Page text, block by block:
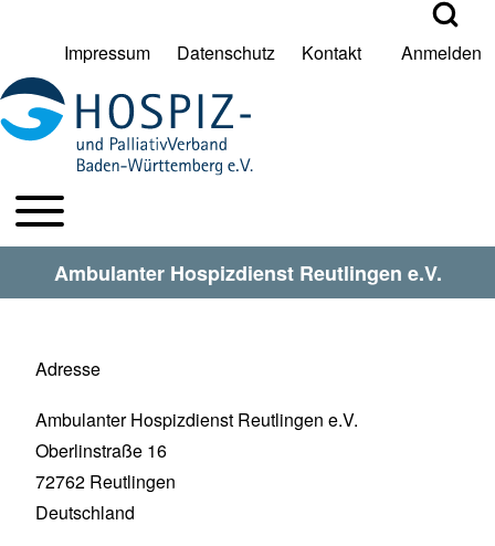
Suche Schließen
Suche
User account menu
Impressum Datenschutz Kontakt Anmelden
HPV BW Hauptmenu
Toggle main menu
Ambulanter Hospizdienst Reutlingen e.V.
Adresse
Ambulanter Hospizdienst Reutlingen e.V.
Oberlinstraße 16
72762 Reutlingen
Deutschland